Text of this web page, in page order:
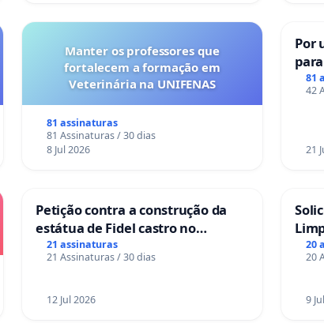
Manter os professores que
fortalecem a formação em
Veterinária na UNIFENAS
81 assinaturas
81 Assinaturas / 30 dias
8 Jul 2026
Por
81
42
21
Petição contra a construção da
estátua de Fidel castro no
mirante do Caju
21 assinaturas
21 Assinaturas / 30 dias
12 Jul 2026
20
20
9